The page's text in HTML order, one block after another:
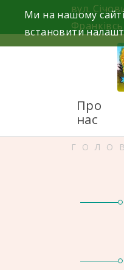
вул.
Про
нас
Ми на нашому
встановити